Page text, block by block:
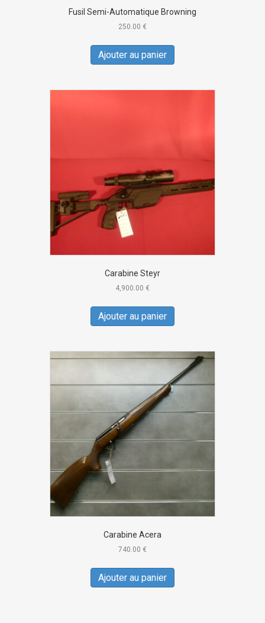
Fusil Semi-Automatique Browning
250.00 €
Ajouter au panier
Carabine Steyr
4,900.00 €
Ajouter au panier
Carabine Acera
740.00 €
Ajouter au panier